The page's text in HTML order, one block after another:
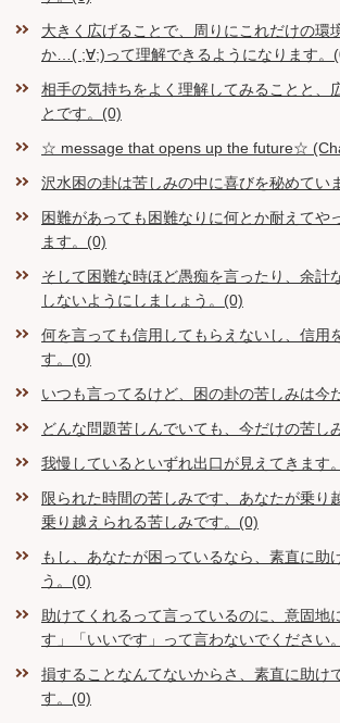
大きく広げることで、周りにこれだけの環
か…( ;∀;)って理解できるようになります。
相手の気持ちをよく理解してみることと、
とです。(0)
☆ message that opens up the future☆
沢水困の卦は苦しみの中に喜びを秘めてい
困難があっても困難なりに何とか耐えてや
ます。(0)
そして困難な時ほど愚痴を言ったり、余計
しないようにしましょう。(0)
何を言っても信用してもらえないし、信用
す。(0)
いつも言ってるけど、困の卦の苦しみは今
どんな問題苦しんでいても、今だけの苦し
我慢しているといずれ出口が見えてきます
限られた時間の苦しみです、あなたが乗り
乗り越えられる苦しみです。(0)
もし、あなたが困っているなら、素直に助
う。(0)
助けてくれるって言っているのに、意固地
す」「いいです」って言わないでください
損することなんてないからさ、素直に助け
す。(0)